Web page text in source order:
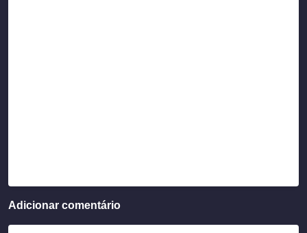
Adicionar comentário